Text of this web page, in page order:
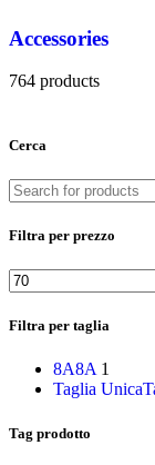
Accessories
764 products
Cerca
Filtra per prezzo
Filtra per taglia
8A8A 1
Taglia Unica
Tag prodotto